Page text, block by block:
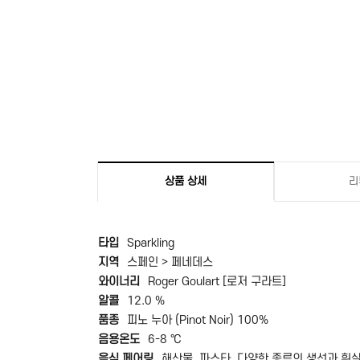
상품 상세
타입
Sparkling
지역
스페인 > 페네데스
와이너리
Roger Goulart [로저 구라트]
알콜
12.0 %
품종
피노 누아 (Pinot Noir) 100%
음용온도
6-8 ℃